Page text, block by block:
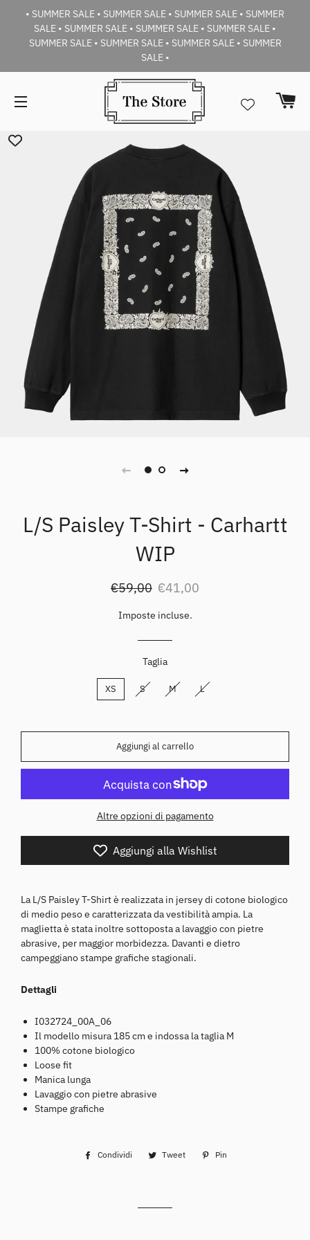
• SUMMER SALE • SUMMER SALE • SUMMER SALE • SUMMER
SALE • SUMMER SALE • SUMMER SALE • SUMMER SALE •
SUMMER SALE • SUMMER SALE • SUMMER SALE • SUMMER
SALE •
Navigazione del sito
L/S Paisley T-Shirt - Carhartt
WIP
Prezzo
listino
€59,00 Prezzo
€41,00
Imposte incluse.
Taglia
XS S M L
Aggiungi al carrello
Altre opzioni di pagamento
Aggiungi alla Wishlist
La L/S Paisley T-Shirt è realizzata in jersey di cotone biologico
di medio peso e caratterizzata da vestibilità ampia. La
maglietta è stata inoltre sottoposta a lavaggio con pietre
abrasive, per maggior morbidezza. Davanti e dietro
campeggiano stampe grafiche stagionali.
Dettagli
I032724_00A_06
Il modello misura 185 cm e indossa la taglia M
100% cotone biologico
Loose fit
Manica lunga
Lavaggio con pietre abrasive
Stampe grafiche
Condividi
CondividiTweet
Twitta Pin